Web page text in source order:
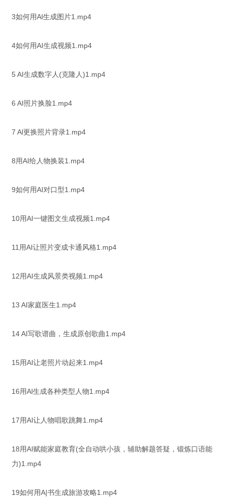
3如何用Al生成图片1.mp4
4如何用AI生成视频1.mp4
5 AI生成数字人(克隆人)1.mp4
6 AI照片换脸1.mp4
7 Al更换照片背录1.mp4
8用AI给人物换装1.mp4
9如何用AI对口型1.mp4
10用AI一键图文生成视频1.mp4
11用AI让照片变成卡通风格1.mp4
12用AI生成风景类视频1.mp4
13 AI家庭医生1.mp4
14 AI写歌谱曲，生成原创歌曲1.mp4
15用AI让老照片动起来1.mp4
16用Al生成各种类型人物1.mp4
17用AI让人物唱歌跳舞1.mp4
18用AI赋能家庭教育(全自动哄小孩，辅助解题答疑，锻炼口语能
力)1.mp4
19如何用A|书生成旅游攻略1.mp4